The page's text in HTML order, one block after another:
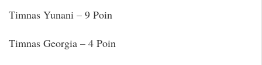
Timnas Yunani – 9 Poin
Timnas Georgia – 4 Poin